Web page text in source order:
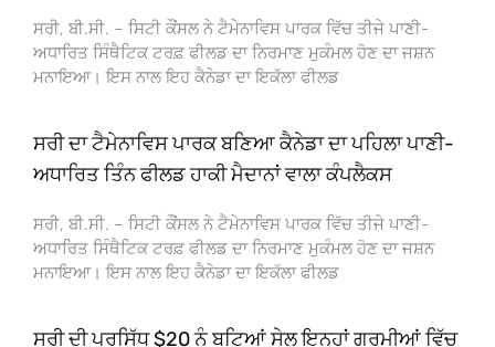
ਸਰੀ, ਬੀ.ਸੀ. – ਸਿਟੀ ਕੌਂਸਲ ਨੇ ਟੈਮੇਨਾਵਿਸ ਪਾਰਕ ਵਿੱਚ ਤੀਜੇ ਪਾਣੀ-
ਅਧਾਰਿਤ ਸਿੰਥੈਟਿਕ ਟਰਫ਼ ਫੀਲਡ ਦਾ ਨਿਰਮਾਣ ਮੁਕੰਮਲ ਹੋਣ ਦਾ ਜਸ਼ਨ
ਮਨਾਇਆ। ਇਸ ਨਾਲ ਇਹ ਕੈਨੇਡਾ ਦਾ ਇਕੱਲਾ ਫੀਲਡ
ਸਰੀ ਦਾ ਟੈਮੇਨਾਵਿਸ ਪਾਰਕ ਬਣਿਆ ਕੈਨੇਡਾ ਦਾ ਪਹਿਲਾ ਪਾਣੀ-
ਅਧਾਰਿਤ ਤਿੰਨ ਫੀਲਡ ਹਾਕੀ ਮੈਦਾਨਾਂ ਵਾਲਾ ਕੰਪਲੈਕਸ
ਸਰੀ, ਬੀ.ਸੀ. – ਸਿਟੀ ਕੌਂਸਲ ਨੇ ਟੈਮੇਨਾਵਿਸ ਪਾਰਕ ਵਿੱਚ ਤੀਜੇ ਪਾਣੀ-
ਅਧਾਰਿਤ ਸਿੰਥੈਟਿਕ ਟਰਫ਼ ਫੀਲਡ ਦਾ ਨਿਰਮਾਣ ਮੁਕੰਮਲ ਹੋਣ ਦਾ ਜਸ਼ਨ
ਮਨਾਇਆ। ਇਸ ਨਾਲ ਇਹ ਕੈਨੇਡਾ ਦਾ ਇਕੱਲਾ ਫੀਲਡ
ਸਰੀ ਦੀ ਪ੍ਰਸਿੱਧ $20 ਨੂੰ ਬੂਟਿਆਂ ਸੇਲ ਇਨ੍ਹਾਂ ਗਰਮੀਆਂ ਵਿੱਚ